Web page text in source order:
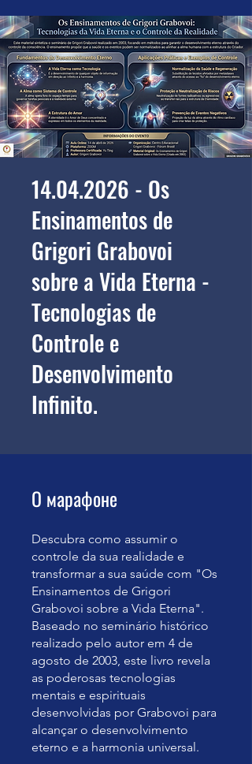
14.04.2026 - Os
Ensinamentos de
Grigori Grabovoi
sobre a Vida Eterna -
Tecnologias de
Controle e
Desenvolvimento
Infinito.
О марафоне
Descubra como assumir o
controle da sua realidade e
transformar a sua saúde com "Os
Ensinamentos de Grigori
Grabovoi sobre a Vida Eterna".
Baseado no seminário histórico
realizado pelo autor em 4 de
agosto de 2003, este livro revela
as poderosas tecnologias
mentais e espirituais
desenvolvidas por Grabovoi para
alcançar o desenvolvimento
eterno e a harmonia universal.